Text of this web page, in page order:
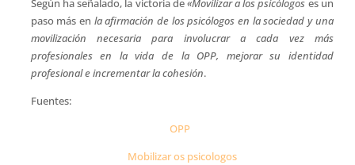
Según ha señalado, la victoria de«Movilizar a los psicólogos es un
paso más en la afirmación de los psicólogos en la sociedad y una
movilización necesaria para involucrar a cada vez más
profesionales en la vida de la OPP, mejorar su identidad
profesional e incrementar la cohesión.
Fuentes:
OPP
Mobilizar os psicologos